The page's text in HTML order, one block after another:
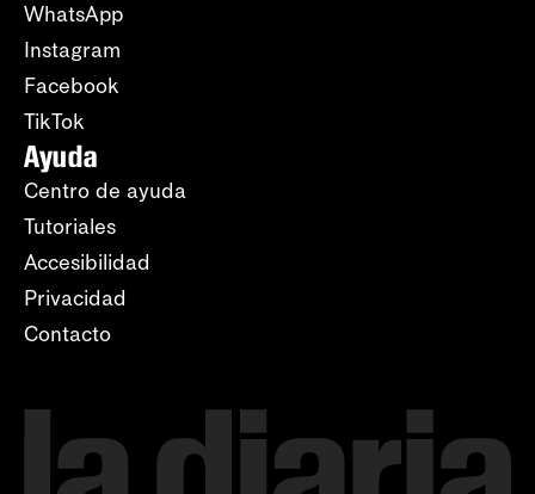
WhatsApp
Instagram
Facebook
TikTok
Ayuda
Centro de ayuda
Tutoriales
Accesibilidad
Privacidad
Contacto